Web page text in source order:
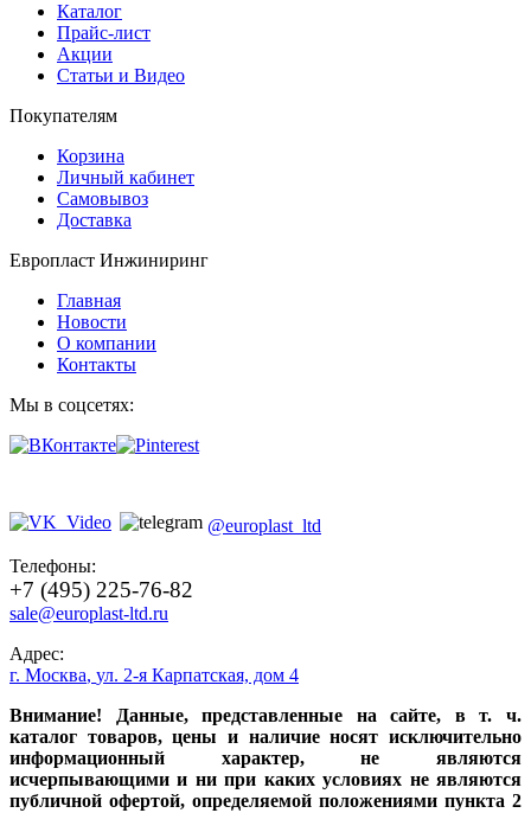
Каталог
Прайс-лист
Акции
Статьи и Видео
Покупателям
Корзина
Личный кабинет
Самовывоз
Доставка
Европласт Инжиниринг
Главная
Новости
О компании
Контакты
Мы в соцсетях:
@europlast_ltd
Телефоны:
+7 (495) 225-76-82
sale@europlast-ltd.ru
Адрес:
г. Москва, ул. 2-я Карпатская, дом 4
Внимание! Данные, представленные на сайте, в т. ч.
каталог товаров, цены и наличие носят исключительно
информационный характер, не являются
исчерпывающими и ни при каких условиях не являются
публичной офертой, определяемой положениями пункта 2